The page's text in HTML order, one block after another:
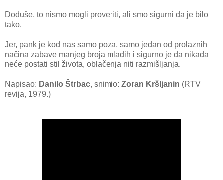
Doduše, to nismo mogli proveriti, ali smo sigurni da je bilo
tako.
Jer, pank je kod nas samo poza, samo jedan od prolaznih
načina zabave manjeg broja mladih i sigurno je da nikada
neće postati stil života, oblačenja niti razmišljanja.
Napisao: Danilo Štrbac, snimio: Zoran Kršljanin (RTV
revija, 1979.)